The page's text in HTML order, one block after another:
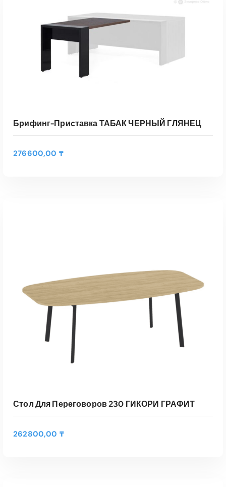
В КОРЗИНУ
Брифинг-Приcтавка ТАБАК ЧЕРНЫЙ ГЛЯНЕЦ
276600,00 ₸
Стол Для Переговоров 230 ГИКОРИ ГРАФИТ
262800,00 ₸